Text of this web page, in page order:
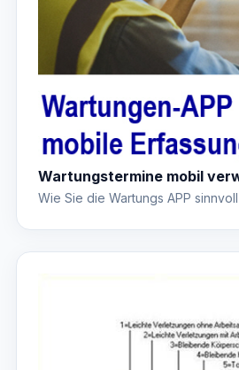
Wartungstermine mobil
Wie Sie die Wartungs APP